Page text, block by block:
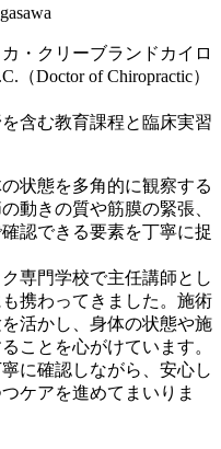
・クリーブランドカイロ
Doctor of Chiropractic）
含む教育課程と臨床実習
状態を多角的に観察する
動きの質や筋膜の緊張、
認できる要素を丁寧に捉
専門学校で主任講師とし
携わってきました。施術
活かし、身体の状態や施
ことを心がけています。
に確認しながら、安心し
ケアを進めてまいりま